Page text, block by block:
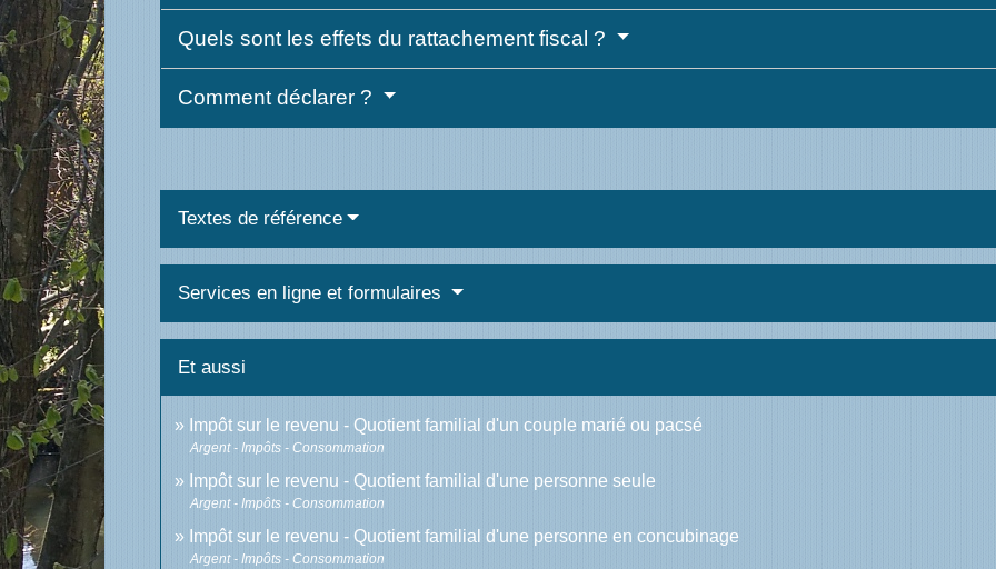
Quels sont les effets du rattachement fiscal ?
Comment déclarer ?
Textes de référence
Services en ligne et formulaires
Et aussi
Impôt sur le revenu - Quotient familial d'un couple marié ou pacsé
Argent - Impôts - Consommation
Impôt sur le revenu - Quotient familial d'une personne seule
Argent - Impôts - Consommation
Impôt sur le revenu - Quotient familial d'une personne en concubinage
Argent - Impôts - Consommation